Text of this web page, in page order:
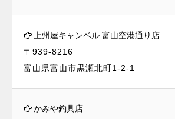
上州屋キャンベル 富山空港通り店
〒939-8216
富山県富山市黒瀬北町1-2-1
かみや釣具店